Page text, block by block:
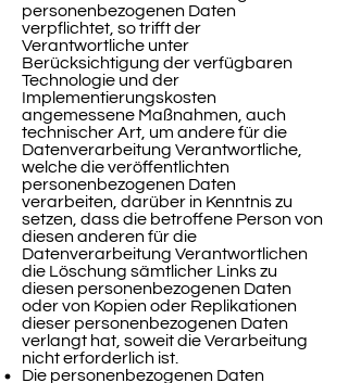
personenbezogenen Daten
verpflichtet, so trifft der
Verantwortliche unter
Berücksichtigung der verfügbaren
Technologie und der
Implementierungskosten
angemessene Maßnahmen, auch
technischer Art, um andere für die
Datenverarbeitung Verantwortliche,
welche die veröffentlichten
personenbezogenen Daten
verarbeiten, darüber in Kenntnis zu
setzen, dass die betroffene Person von
diesen anderen für die
Datenverarbeitung Verantwortlichen
die Löschung sämtlicher Links zu
diesen personenbezogenen Daten
oder von Kopien oder Replikationen
dieser personenbezogenen Daten
verlangt hat, soweit die Verarbeitung
nicht erforderlich ist.
Die personenbezogenen Daten